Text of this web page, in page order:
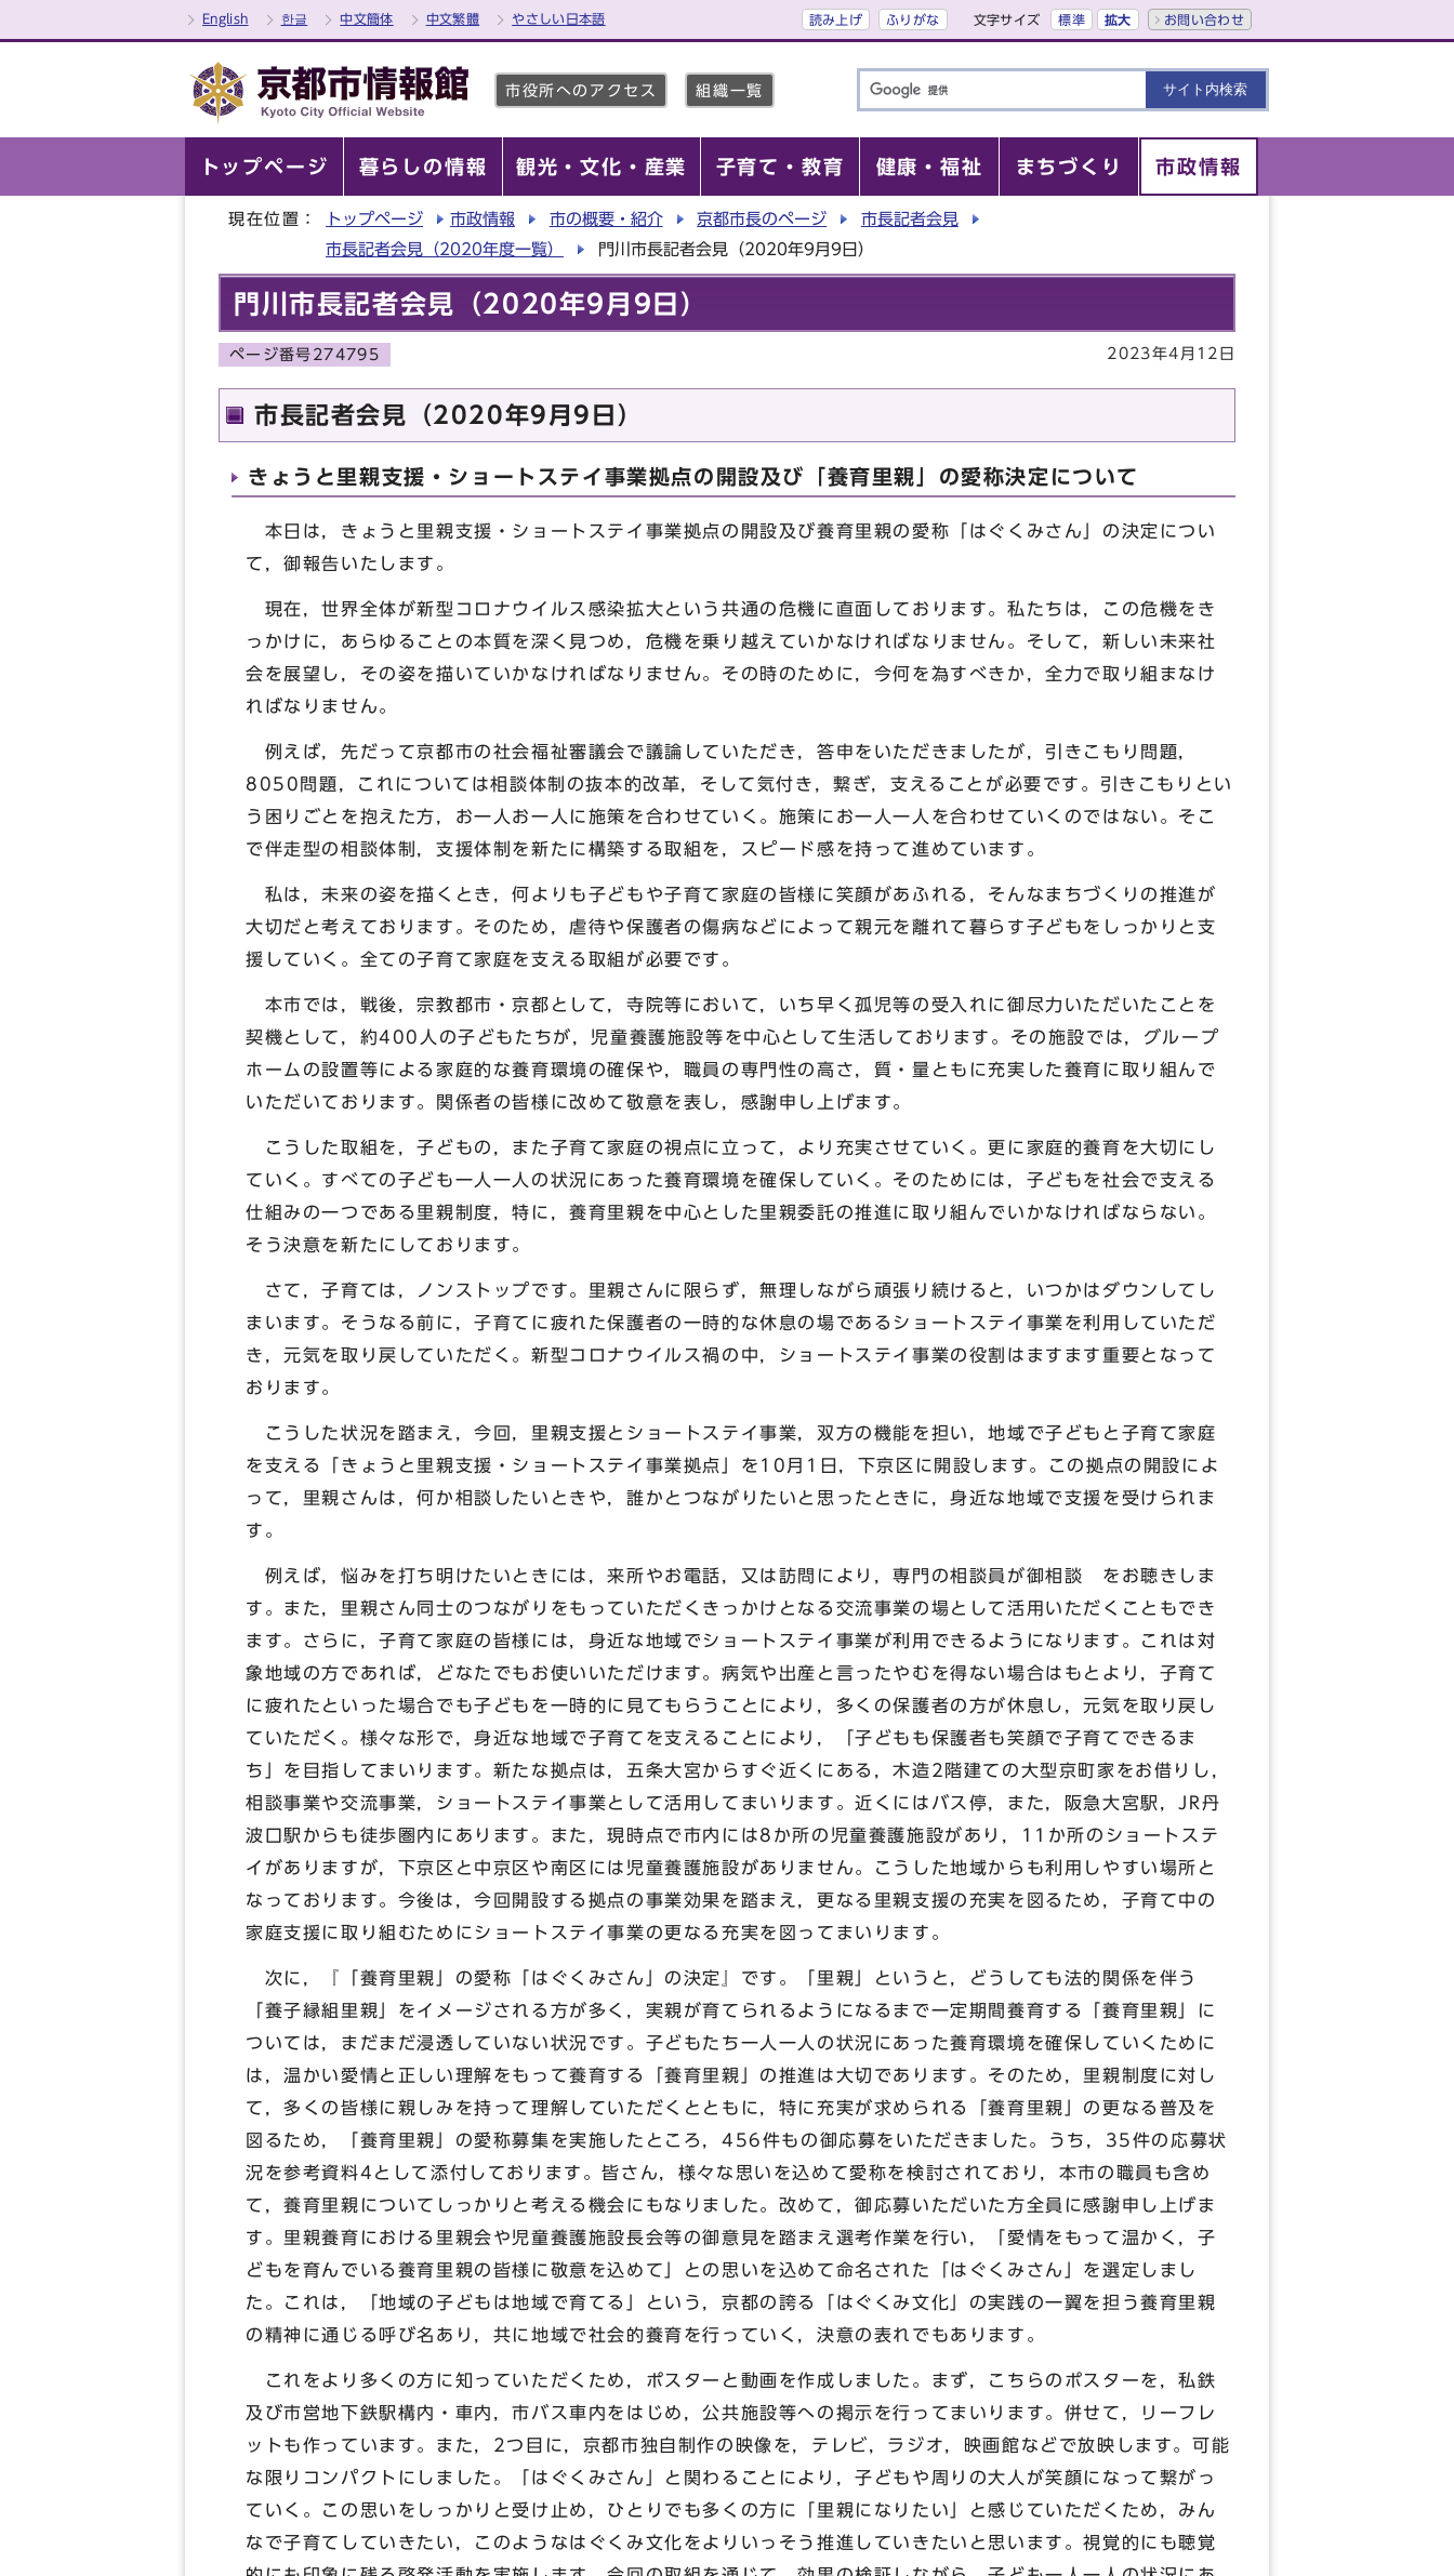
English 한글 中文簡体 中文繁體 やさしい日本語 読み上げ ふりがな 文字サイズ 標準 拡大 お問い合わせ
市役所へのアクセス 組織一覧
トップページ 暮らしの情報 観光・文化・産業 子育て・教育 健康・福祉 まちづくり 市政情報
現在位置： トップページ 市政情報 市の概要・紹介 京都市長のページ
市長記者会見
市長記者会見（2020年度一覧）
門川市長記者会見（2020年9月9日）
門川市長記者会見（2020年9月9日）
ページ番号274795 2023年4月12日
市長記者会見（2020年9月9日）
きょうと里親支援・ショートステイ事業拠点の開設及び「養育里親」の愛称決定について
本日は，きょうと里親支援・ショートステイ事業拠点の開設及び養育里親の愛称「はぐくみさん」の決定につい
て，御報告いたします。
現在，世界全体が新型コロナウイルス感染拡大という共通の危機に直面しております。私たちは，この危機をき
っかけに，あらゆることの本質を深く見つめ，危機を乗り越えていかなければなりません。そして，新しい未来社
会を展望し，その姿を描いていかなければなりません。その時のために，今何を為すべきか，全力で取り組まなけ
ればなりません。
例えば，先だって京都市の社会福祉審議会で議論していただき，答申をいただきましたが，引きこもり問題，
8050問題，これについては相談体制の抜本的改革，そして気付き，繋ぎ，支えることが必要です。引きこもりとい
う困りごとを抱えた方，お一人お一人に施策を合わせていく。施策にお一人一人を合わせていくのではない。そこ
で伴走型の相談体制，支援体制を新たに構築する取組を，スピード感を持って進めています。
私は，未来の姿を描くとき，何よりも子どもや子育て家庭の皆様に笑顔があふれる，そんなまちづくりの推進が
大切だと考えております。そのため，虐待や保護者の傷病などによって親元を離れて暮らす子どもをしっかりと支
援していく。全ての子育て家庭を支える取組が必要です。
本市では，戦後，宗教都市・京都として，寺院等において，いち早く孤児等の受入れに御尽力いただいたことを
契機として，約400人の子どもたちが，児童養護施設等を中心として生活しております。その施設では，グループ
ホームの設置等による家庭的な養育環境の確保や，職員の専門性の高さ，質・量ともに充実した養育に取り組んで
いただいております。関係者の皆様に改めて敬意を表し，感謝申し上げます。
こうした取組を，子どもの，また子育て家庭の視点に立って，より充実させていく。更に家庭的養育を大切にし
ていく。すべての子ども一人一人の状況にあった養育環境を確保していく。そのためには，子どもを社会で支える
仕組みの一つである里親制度，特に，養育里親を中心とした里親委託の推進に取り組んでいかなければならない。
そう決意を新たにしております。
さて，子育ては，ノンストップです。里親さんに限らず，無理しながら頑張り続けると，いつかはダウンしてし
まいます。そうなる前に，子育てに疲れた保護者の一時的な休息の場であるショートステイ事業を利用していただ
き，元気を取り戻していただく。新型コロナウイルス禍の中，ショートステイ事業の役割はますます重要となって
おります。
こうした状況を踏まえ，今回，里親支援とショートステイ事業，双方の機能を担い，地域で子どもと子育て家庭
を支える「きょうと里親支援・ショートステイ事業拠点」を10月1日，下京区に開設します。この拠点の開設によ
って，里親さんは，何か相談したいときや，誰かとつながりたいと思ったときに，身近な地域で支援を受けられま
す。
例えば，悩みを打ち明けたいときには，来所やお電話，又は訪問により，専門の相談員が御相談 をお聴きしま
す。また，里親さん同士のつながりをもっていただくきっかけとなる交流事業の場として活用いただくこともでき
ます。さらに，子育て家庭の皆様には，身近な地域でショートステイ事業が利用できるようになります。これは対
象地域の方であれば，どなたでもお使いいただけます。病気や出産と言ったやむを得ない場合はもとより，子育て
に疲れたといった場合でも子どもを一時的に見てもらうことにより，多くの保護者の方が休息し，元気を取り戻し
ていただく。様々な形で，身近な地域で子育てを支えることにより，「子どもも保護者も笑顔で子育てできるま
ち」を目指してまいります。新たな拠点は，五条大宮からすぐ近くにある，木造2階建ての大型京町家をお借りし，
相談事業や交流事業，ショートステイ事業として活用してまいります。近くにはバス停，また，阪急大宮駅，JR丹
波口駅からも徒歩圏内にあります。また，現時点で市内には8か所の児童養護施設があり，11か所のショートステ
イがありますが，下京区と中京区や南区には児童養護施設がありません。こうした地域からも利用しやすい場所と
なっております。今後は，今回開設する拠点の事業効果を踏まえ，更なる里親支援の充実を図るため，子育て中の
家庭支援に取り組むためにショートステイ事業の更なる充実を図ってまいります。
次に，『「養育里親」の愛称「はぐくみさん」の決定』です。「里親」というと，どうしても法的関係を伴う
「養子縁組里親」をイメージされる方が多く，実親が育てられるようになるまで一定期間養育する「養育里親」に
ついては，まだまだ浸透していない状況です。子どもたち一人一人の状況にあった養育環境を確保していくために
は，温かい愛情と正しい理解をもって養育する「養育里親」の推進は大切であります。そのため，里親制度に対し
て，多くの皆様に親しみを持って理解していただくとともに，特に充実が求められる「養育里親」の更なる普及を
図るため，「養育里親」の愛称募集を実施したところ，456件もの御応募をいただきました。うち，35件の応募状
況を参考資料4として添付しております。皆さん，様々な思いを込めて愛称を検討されており，本市の職員も含め
て，養育里親についてしっかりと考える機会にもなりました。改めて，御応募いただいた方全員に感謝申し上げま
す。里親養育における里親会や児童養護施設長会等の御意見を踏まえ選考作業を行い，「愛情をもって温かく，子
どもを育んでいる養育里親の皆様に敬意を込めて」との思いを込めて命名された「はぐくみさん」を選定しまし
た。これは，「地域の子どもは地域で育てる」という，京都の誇る「はぐくみ文化」の実践の一翼を担う養育里親
の精神に通じる呼び名あり，共に地域で社会的養育を行っていく，決意の表れでもあります。
これをより多くの方に知っていただくため，ポスターと動画を作成しました。まず，こちらのポスターを，私鉄
及び市営地下鉄駅構内・車内，市バス車内をはじめ，公共施設等への掲示を行ってまいります。併せて，リーフレ
ットも作っています。また，2つ目に，京都市独自制作の映像を，テレビ，ラジオ，映画館などで放映します。可能
な限りコンパクトにしました。「はぐくみさん」と関わることにより，子どもや周りの大人が笑顔になって繋がっ
ていく。この思いをしっかりと受け止め，ひとりでも多くの方に「里親になりたい」と感じていただくため，みん
なで子育てしていきたい，このようなはぐくみ文化をよりいっそう推進していきたいと思います。視覚的にも聴覚